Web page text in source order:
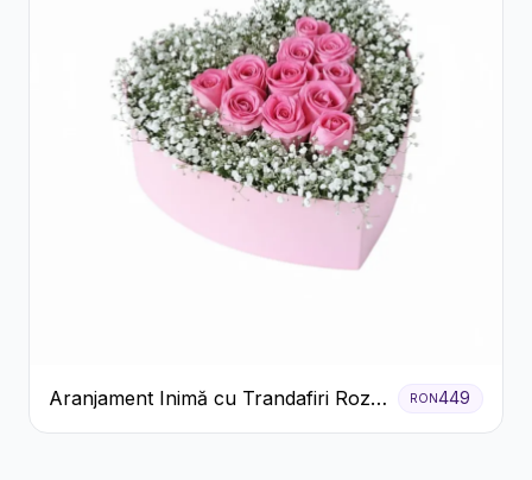
Aranjament Inimă cu Trandafiri Roz
și Gypsophila Albă
RON449